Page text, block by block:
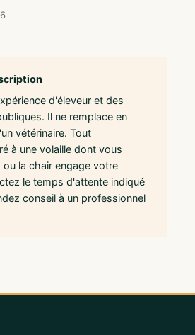
d'éleveur et des
Il ne remplace en
vétérinaire. Tout
à une volaille dont vous
la chair engage votre
le temps d'attente indiqué
conseil à un professionnel